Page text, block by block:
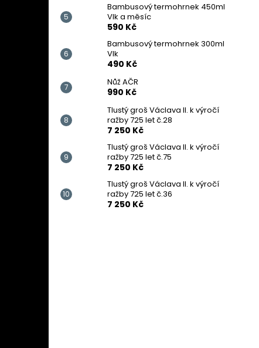
Bambusový termohrnek 450ml
Vlk a měsíc
590 Kč
Bambusový termohrnek 300ml
Vlk
490 Kč
Nůž AČR
990 Kč
Tlustý groš Václava II. k výročí
ražby 725 let č.28
7 250 Kč
Tlustý groš Václava II. k výročí
ražby 725 let č.75
7 250 Kč
Tlustý groš Václava II. k výročí
ražby 725 let č.36
7 250 Kč